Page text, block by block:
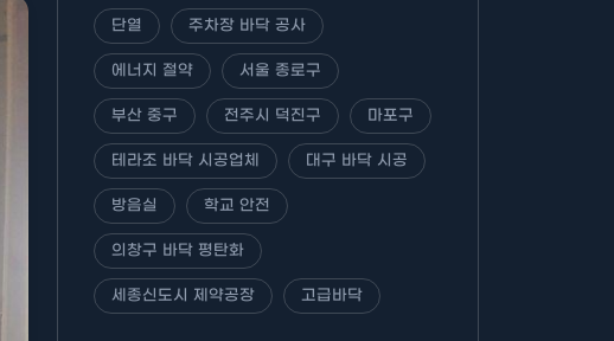
단열 주차장 바닥 공사
에너지 절약 서울 종로구
부산 중구 전주시 덕진구 마포구
테라조 바닥 시공업체 대구 바닥 시공
방음실 학교 안전
의창구 바닥 평탄화
세종신도시 제약공장 고급바닥